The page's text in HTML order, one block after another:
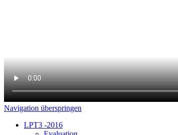
Navigation überspringen
LPT3 -2016